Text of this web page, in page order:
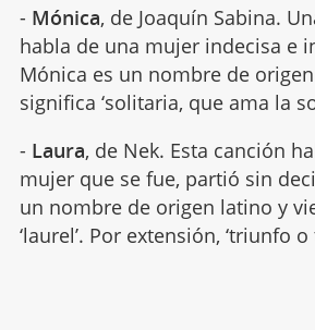
- Mónica, de Joaquín Sabina.
habla de una mujer indecisa e
Mónica es un nombre de
significa ‘solitaria, que ama la
- Laura, de Nek. Esta canción
mujer que se fue, partió sin
un nombre de origen latino y
‘laurel’. Por extensión, ‘triunfo